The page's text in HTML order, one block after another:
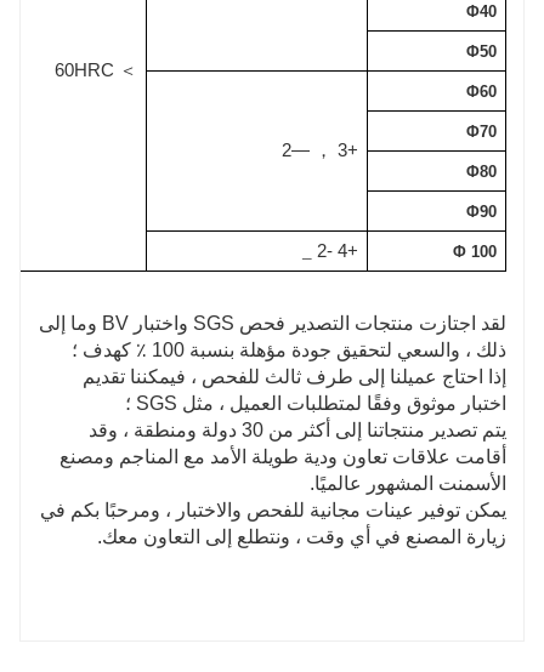
＞
60HRC
Φ40
Φ50
Φ60
+3
，
—2
Φ70
Φ80
Φ90
Φ 100
+4
-2
لقد اجتازت منتجات التصدير فحص SGS واختبار BV وما إلى
ذلك ، والسعي لتحقيق جودة مؤهلة بنسبة 100 ٪ كهدف ؛
إذا احتاج عميلنا إلى طرف ثالث للفحص ، فيمكننا تقديم
اختبار موثوق وفقًا لمتطلبات العميل ، مثل SGS ؛
يتم تصدير منتجاتنا إلى أكثر من 30 دولة ومنطقة ، وقد
أقامت علاقات تعاون ودية طويلة الأمد مع المناجم ومصنع
الأسمنت المشهور عالميًا.
يمكن توفير عينات مجانية للفحص والاختبار ، ومرحبًا بكم في
زيارة المصنع في أي وقت ، ونتطلع إلى التعاون معك.